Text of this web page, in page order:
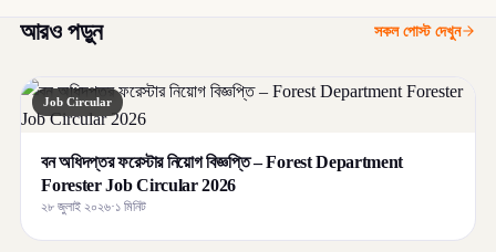
আরও পড়ুন সকল পোস্ট দেখুন
Job Circular
বন অধিদপ্তর ফরেস্টার নিয়োগ বিজ্ঞপ্তি – Forest Department
Forester Job Circular 2026
২৮ জুলাই ২০২৬·১ মিনিট